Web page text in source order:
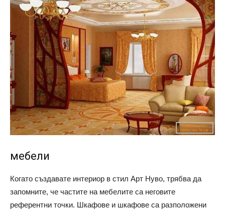
мебели
Когато създавате интериор в стил Арт Нуво, трябва да
запомните, че частите на мебелите са неговите
референтни точки. Шкафове и шкафове са разположени